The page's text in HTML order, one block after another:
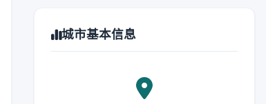
城市基本信息